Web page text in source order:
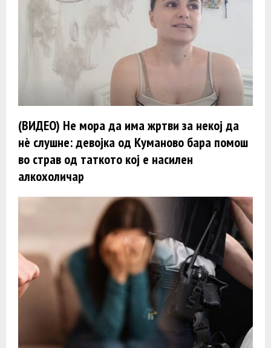
(ВИДЕО) Не мора да има жртви за некој да
нè слушне: девојка од Куманово бара помош
во страв од таткото кој е насилен
алкохоличар